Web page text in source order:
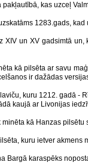
kas uzceļ
1283.gads,
XIV un XV gadsimtā
kā pilsēta ar savu
ir dažādas
kuru 1212. gadā -
kaujā ar Livonijas
kā Hanzas pilsētu
kuru ietver
Bargā karaspēks